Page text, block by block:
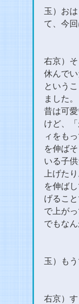
玉）お
て、今
右京）
休んで
という
ました。
昔は可
けど、
ィをも
を伸ば
いる子
上げた
を伸ば
げるこ
で上が
でもな
玉）も
右京）